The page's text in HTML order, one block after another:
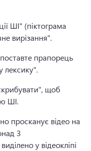
ШІ" (піктограма
вирізання".
прапорець
лексику".
щоб
ШІ.
просканує відео на
3
у відеокліпі